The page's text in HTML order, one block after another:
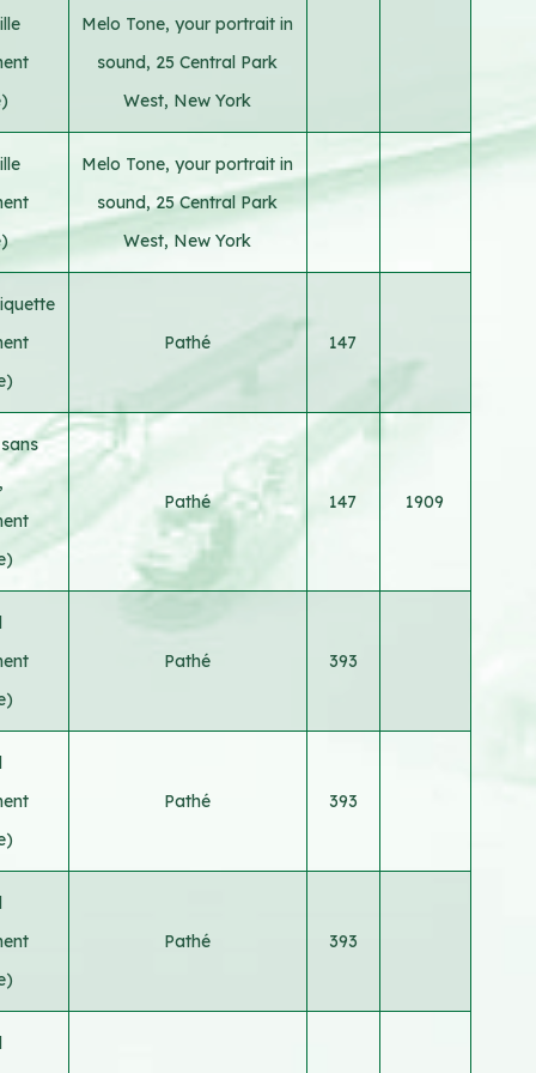
Melo Tone, your portrait in
sound, 25 Central Park
West, New York
Melo Tone, your portrait in
sound, 25 Central Park
West, New York
Pathé 147
Pathé 147 1909
Pathé 393
Pathé 393
Pathé 393